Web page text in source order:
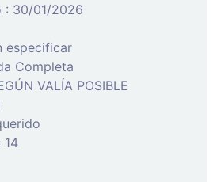
: 30/01/2026
especificar
Completa
VALÍA POSIBLE
14